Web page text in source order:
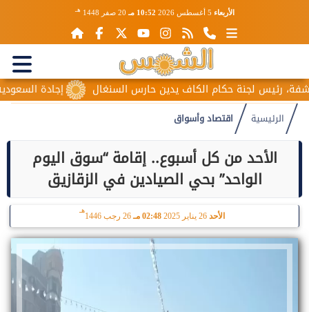
الأربعاء 10:52 مـ 20 صفر 1448 هـ
إجادة السعودية لجنة حكام الكاف يدين حارس السنغال
الرئيسية اقتصاد وأسواق
الأحد من كل أسبوع.. إقامة “سوق اليوم
الواحد” بحي الصيادين في الزقازيق
الأحد 26 يناير 2025 02:48 مـ 26 رجب 1446
هـ